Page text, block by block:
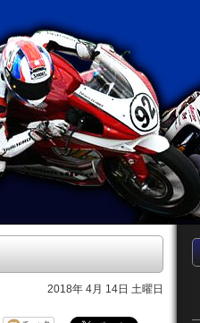
2018年 4月 14日 土曜日